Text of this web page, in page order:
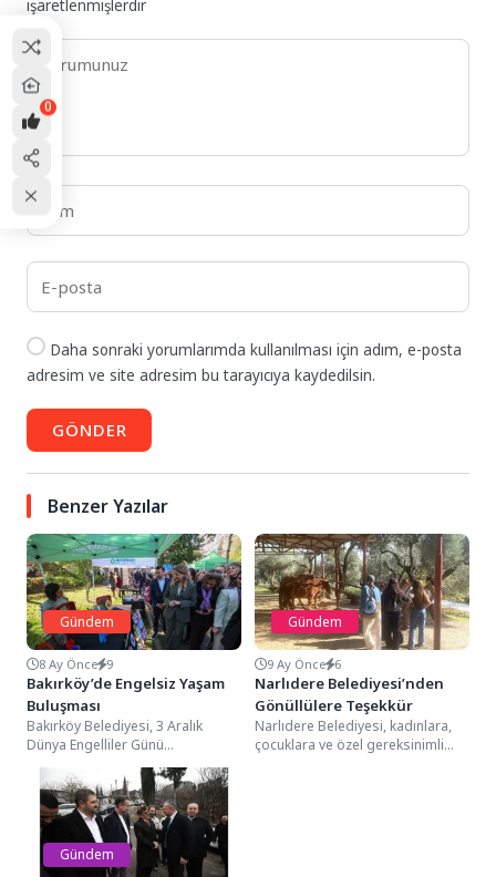
işaretlenmişlerdir
Daha sonraki yorumlarımda kullanılması için adım, e-posta
adresim ve site adresim bu tarayıcıya kaydedilsin.
GÖNDER
Benzer Yazılar
Gündem
8 Ay Önce 9
Bakırköy’de Engelsiz Yaşam
Buluşması
Bakırköy Belediyesi, 3 Aralık
Dünya Engelliler Günü
kapsamında Engelsiz Yaşam
Evi’nde “Güç Birliğiyle Engelsiz
Yarınlara”...
Gündem
9 Ay Önce 6
Narlıdere Belediyesi’nden
Gönüllülere Teşekkür
Narlıdere Belediyesi, kadınlara,
çocuklara ve özel gereksinimli
Gündem
0